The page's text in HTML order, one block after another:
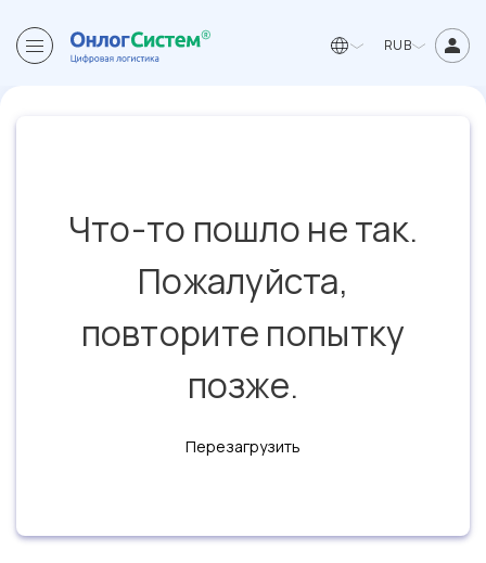
RUB
Что-то пошло не так.
Пожалуйста,
повторите попытку
позже.
Перезагрузить